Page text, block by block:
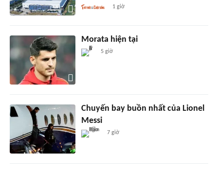
1 giờ
Morata hiện tại
5 giờ
Chuyến bay buồn nhất của Lionel
Messi
7 giờ